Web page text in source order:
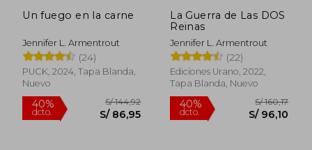
Un fuego en la carne
Jennifer L. Armentrout
(24)
PUCK, 2024, Tapa Blanda,
Nuevo
La Guerra de Las DOS
Reinas
Jennifer L. Armentrout
(22)
Ediciones Urano, 2022,
Tapa Blanda, Nuevo